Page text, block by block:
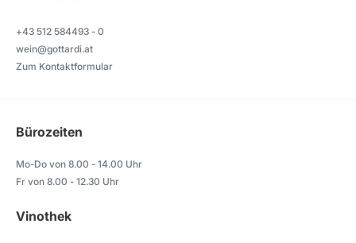
+43 512 584493 - 0
wein@gottardi.at
Zum Kontaktformular
Bürozeiten
Mo-Do von 8.00 - 14.00 Uhr
Fr von 8.00 - 12.30 Uhr
Vinothek